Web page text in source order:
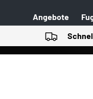
Angebote
PU-Schäume